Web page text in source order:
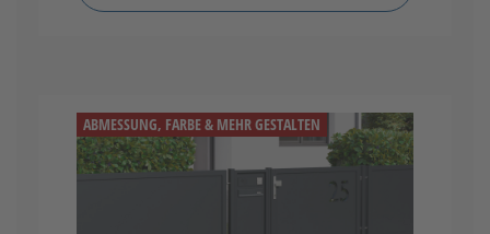
ABMESSUNG, FARBE & MEHR GESTALTEN